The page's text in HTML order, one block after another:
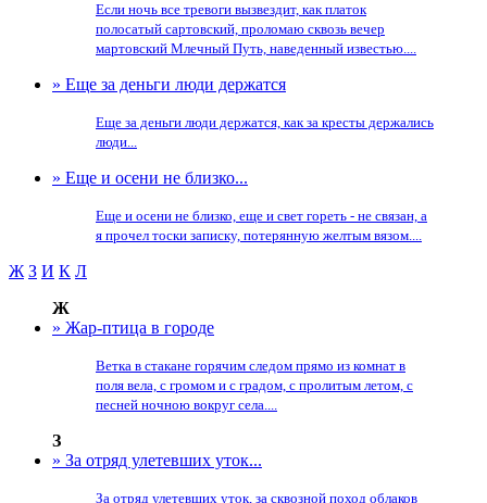
Если ночь все тревоги вызвездит, как платок
полосатый сартовский, проломаю сквозь вечер
мартовский Млечный Путь, наведенный известью....
» Еще за деньги люди держатся
Еще за деньги люди держатся, как за кресты держались
люди...
» Еще и осени не близко...
Еще и осени не близко, еще и свет гореть - не связан, а
я прочел тоски записку, потерянную желтым вязом....
Ж З И К Л
Ж
» Жар-птица в городе
Ветка в стакане горячим следом прямо из комнат в
поля вела, с громом и с градом, с пролитым летом, с
песней ночною вокруг села....
З
» За отряд улетевших уток...
За отряд улетевших уток, за сквозной поход облаков